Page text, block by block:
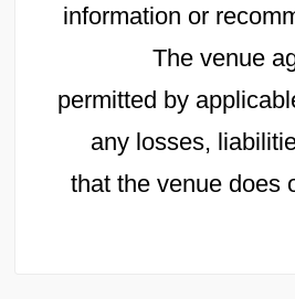
information or
The venue
permitted by
any losses,
that the venue does